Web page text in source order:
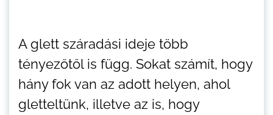
A glett száradási ideje több
tényezőtől is függ. Sokat számít, hogy
hány fok van az adott helyen, ahol
gletteltünk, illetve az is, hogy